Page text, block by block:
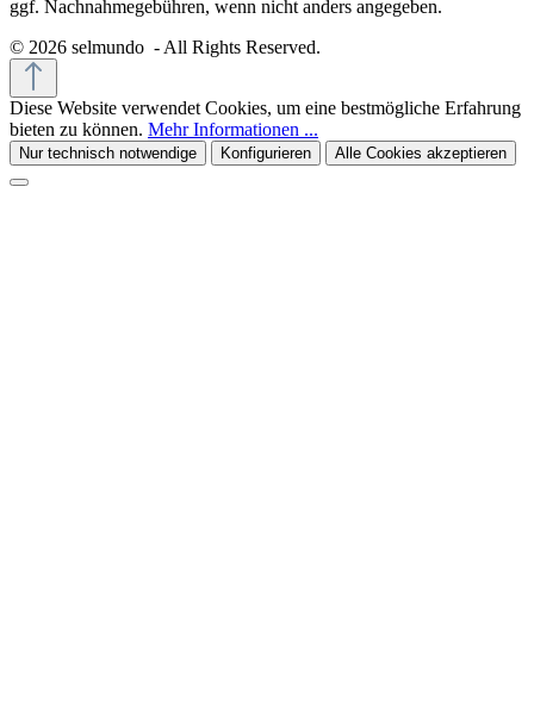
ggf. Nachnahmegebühren, wenn nicht anders angegeben.
© 2026 selmundo - All Rights Reserved.
Diese Website verwendet Cookies, um eine bestmögliche Erfahrung
bieten zu können. Mehr Informationen ...
Nur technisch notwendige Konfigurieren Alle Cookies akzeptieren